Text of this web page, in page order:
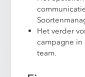
Het verder
campagne
team.